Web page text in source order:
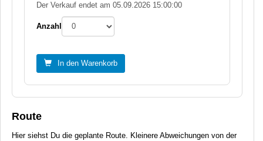
Der Verkauf endet am 05.09.2026 15:00:00
Anzahl
In den Warenkorb
Route
Hier siehst Du die geplante Route. Kleinere Abweichungen von der